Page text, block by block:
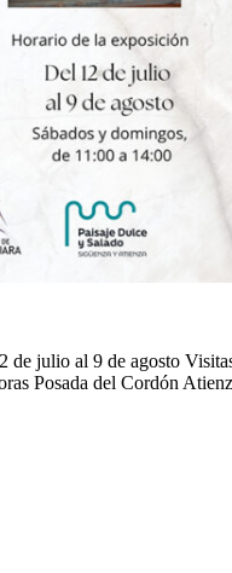
de julio al 9 de agosto
Posada del Cordón